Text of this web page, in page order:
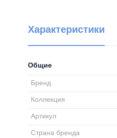
Характеристики
Общие
Бренд
Коллекция
Артикул
Страна бренда